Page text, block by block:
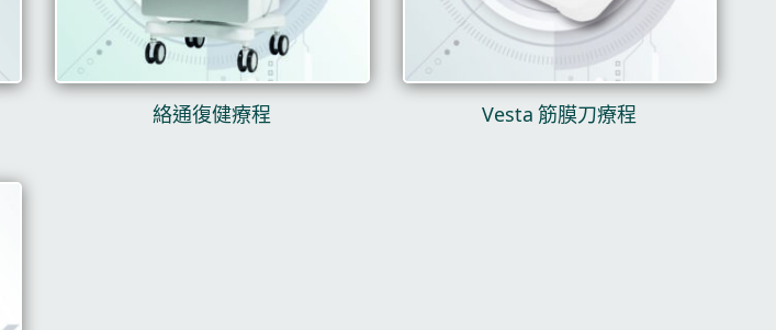
絡通復健療程 Vesta 筋膜刀療程